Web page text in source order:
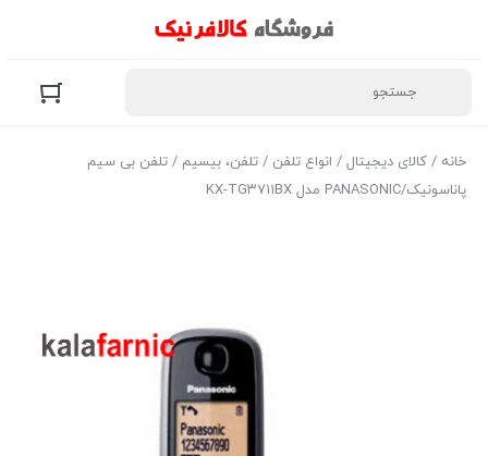
خانه / کالای دیجیتال / انواع تلفن / تلفن، بیسیم / تلفن بی سیم
پاناسونیک/PANASONIC مدل KX-TG۳۷۱۱BX